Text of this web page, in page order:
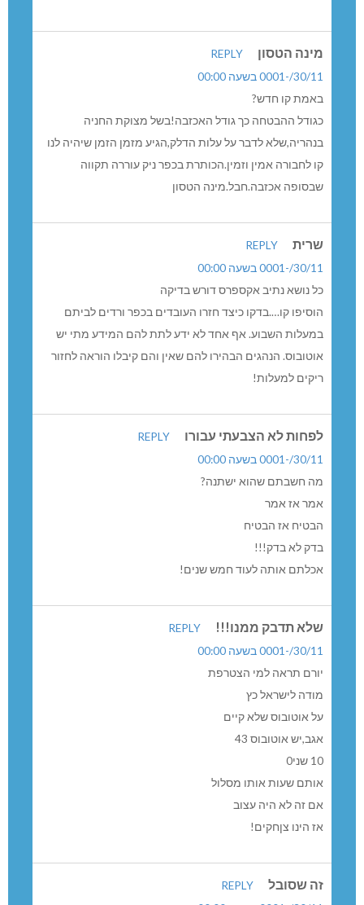
סירה…..
חבריה,חלם זה פה!מדוע לא מתייעצים ובודקים מה לבקש
ממשרד התחבורה או מנתיב אקספרס?
עוד לא מאוחר-ניתן לבקש לשנות,ולפזר השירות על פני כל
היום,למשל-כל שעתיים מנהריה,וכעבור שעה יוצא חזרה
מיאנוח דרך הכפר לנהריה…
תודה שאתם עושים,אבל עשו כך שיביא תועלת ולא במקביל
ל-43 המוכר והדליל…
סיון יודע מי אני
30/11/-0001 בשעה 00:00
העיקר…
העיקר שסיון התפאר בפני מס’ אנשים שהוא הצליח להזיז
עניינים ולגרום להרבה אוטובוסים מהכפר ואליו במשך היום.
נכון, סיון? אתה ואני יודעים…
לא השתנה כלום. אולי אפילו הורע
מינה הטסון
REPLY
30/11/-0001 בשעה 00:00
באמת קו חדש?
כגודל ההבטחה כך גודל האכזבה!בשל מצוקת החניה
בנהריה,שלא לדבר על עלות הדלק,הגיע מזמן הזמן שיהיה לנו
קו לחבורה אמין וזמין.הכותרת בכפר ניק עוררה תקווה
שבסופה אכזבה.חבל.מינה הטסון
שרית
REPLY
30/11/-0001 בשעה 00:00
כל נושא נתיב אקספרס דורש בדיקה
הוסיפו קו….בדקו כיצד חזרו העובדים בכפר ורדים לביתם
במעלות השבוע. אף אחד לא ידע לתת להם המידע מתי יש
אוטובוס. הנהגים הבהירו להם שאין והם קיבלו הוראה לחזור
ריקים למעלות!
מה חשבתם שהוא ישתנה?
אמר אז אמר